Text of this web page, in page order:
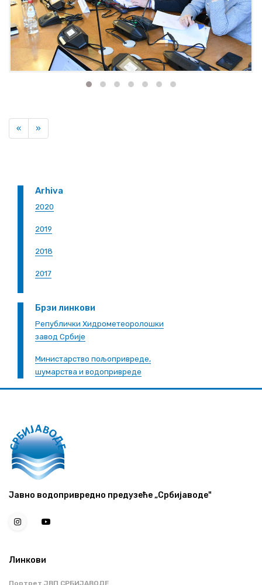
«Previous
»
Arhiva
2020
2019
2018
2017
Брзи линкови
Републички Хидрометеоролошки
завод Србије
Министарство пољопривреде,
шумарства и водопривреде
Јавно водопривредно предузеће „Србијаводе"
Линкови
Портрет ЈВП СРБИЈАВОДЕ